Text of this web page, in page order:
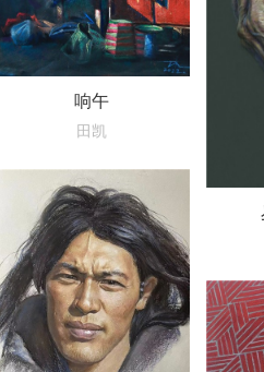
响午
田凯